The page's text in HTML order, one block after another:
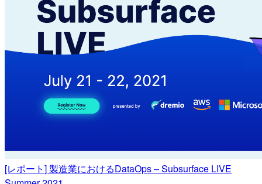
[レポート] 製造業におけるDataOps – Subsurface LIVE